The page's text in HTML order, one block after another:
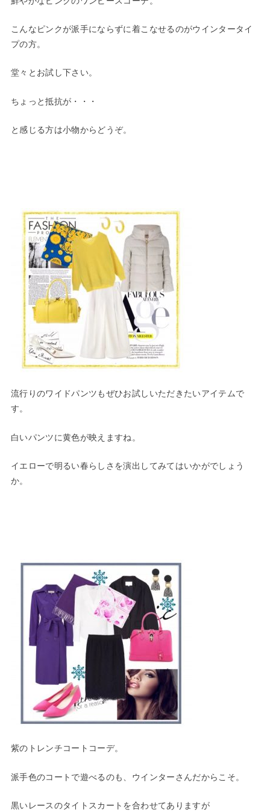
こんなピンクが派手にならずに着こなせるのがウインタータイ
プの方。
堂々とお試し下さい。
ちょっと抵抗が・・・
と感じる方は小物からどうぞ。
流行りのワイドパンツもぜひお試しいただきたいアイテムで
す。
白いパンツに黄色が映えますね。
イエローで明るい春らしさを演出してみてはいかがでしょう
か。
紫のトレンチコートコーデ。
派手色のコートで遊べるのも、ウインターさんだからこそ。
黒いレースのタイトスカートを合わせてありますが